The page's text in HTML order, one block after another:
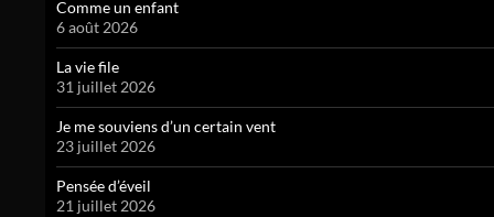
Comme un enfant
6 août 2026
La vie file
31 juillet 2026
Je me souviens d’un certain vent
23 juillet 2026
Pensée d’éveil
21 juillet 2026